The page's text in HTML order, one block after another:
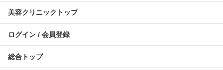
美容クリニックトップ
ログイン / 会員登録
総合トップ